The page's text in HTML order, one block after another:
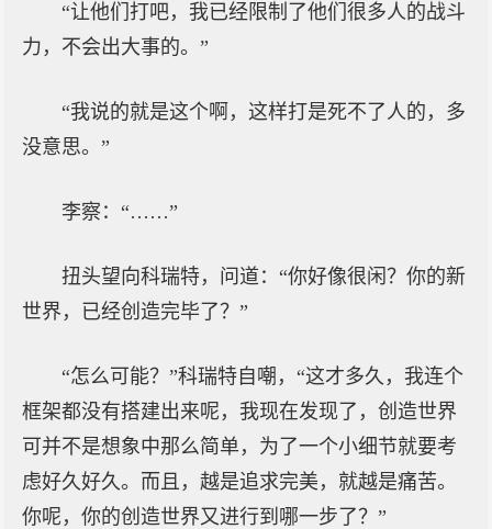
“让他们打吧，我已经限制了他们很多人的战斗
力，不会出大事的。”
“我说的就是这个啊，这样打是死不了人的，多
没意思。”
李察：“……”
扭头望向科瑞特，问道：“你好像很闲？你的新
世界，已经创造完毕了？”
“怎么可能？”科瑞特自嘲，“这才多久，我连个
框架都没有搭建出来呢，我现在发现了，创造世界
可并不是想象中那么简单，为了一个小细节就要考
虑好久好久。而且，越是追求完美，就越是痛苦。
你呢，你的创造世界又进行到哪一步了？”